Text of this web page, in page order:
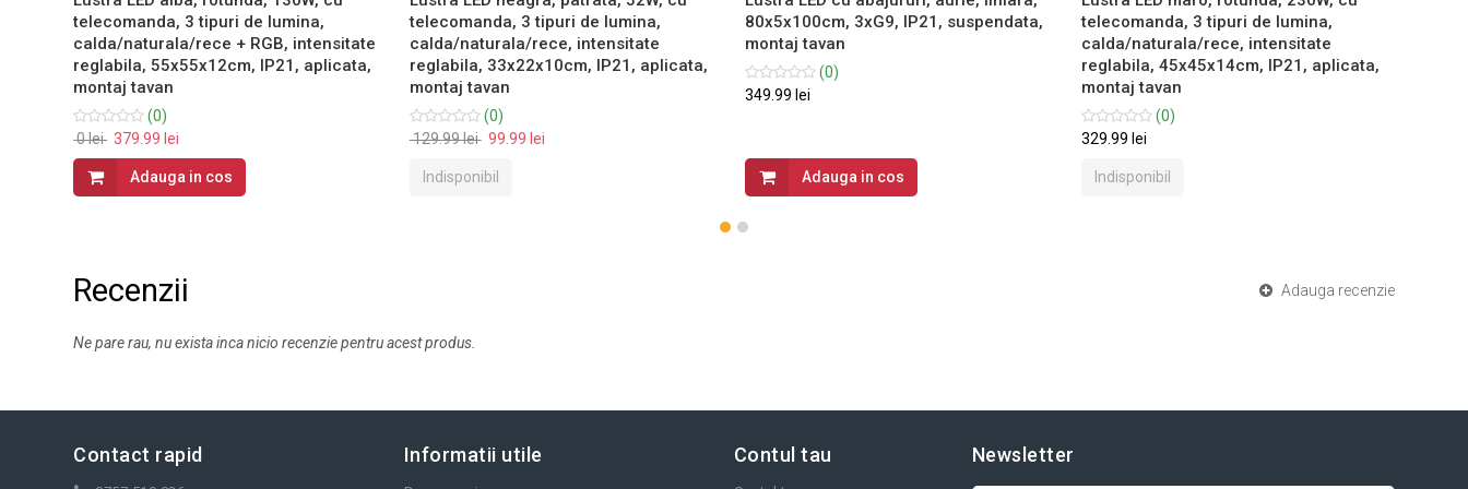
telecomanda, 3 tipuri de lumina,
calda/naturala/rece + RGB, intensitate
reglabila, 55x55x12cm, IP21, aplicata,
montaj tavan
(0)
0 lei 379.99 lei
Adauga in cos
telecomanda, 3 tipuri de lumina,
calda/naturala/rece, intensitate
reglabila, 33x22x10cm, IP21, aplicata,
montaj tavan
(0)
129.99 lei 99.99 lei
Indisponibil
80x5x100cm, 3xG9, IP21, suspendata,
montaj tavan
(0)
349.99 lei
Adauga in cos
telecomanda, 3 tipuri de lumina,
calda/naturala/rece, intensitate
reglabila, 45x45x14cm, IP21, aplicata,
montaj tavan
(0)
329.99 lei
Indisponibil
Recenzii Adauga recenzie
Ne pare rau, nu exista inca nicio recenzie pentru acest produs.
Contact rapid Informatii utile Contul tau Newsletter